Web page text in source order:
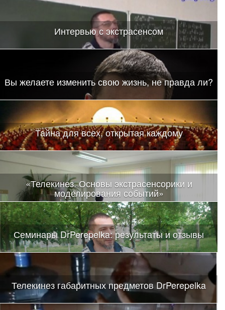
Интервью с экстрасенсом
Вы желаете изменить свою жизнь, не правда ли?
Тайна для всех, открытая каждому
«Телекинез. Основы экстрасенсорики и
моделирования событий»
Семинары DrPerepelka: результаты и отзывы
Телекинез габаритных предметов DrPerepelka